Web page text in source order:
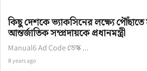
কিছু দেশকে ভ্যাকসিনের লক্ষ্যে
আন্তর্জাতিক সম্প্রদায়কে প্রধানমন্ত্রী
Manual6 Ad Code ডেস্ক ...
৪ years ago